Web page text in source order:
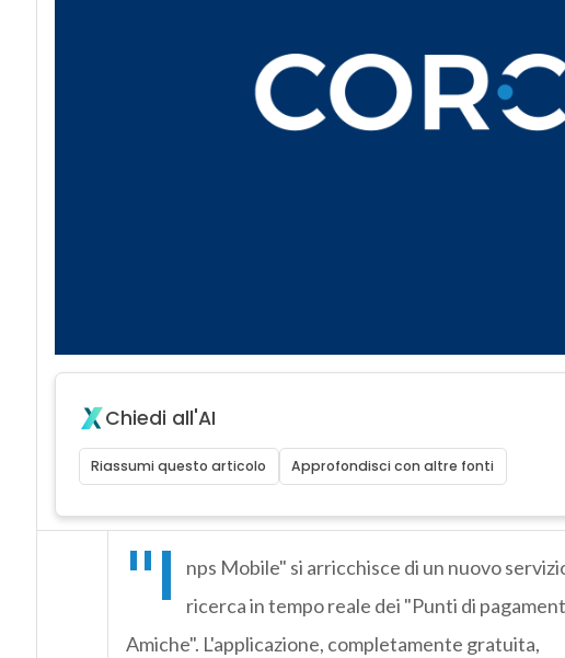
Chiedi all'AI
Riassumi questo articolo Approfondisci con altre fonti
"I
nps Mobile" si arricchisce di un nuovo
ricerca in tempo reale dei "Punti di
Amiche". L'applicazione, completamente gratuita,